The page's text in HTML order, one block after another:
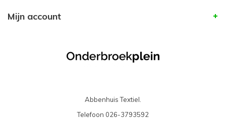
Mijn account
Abbenhuis Textiel.
Telefoon 026-3793592